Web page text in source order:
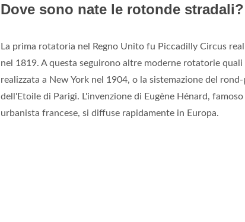
Dove sono nate le rotonde stradali?
La prima rotatoria nel Regno Unito fu Piccadilly Circus
nel 1819. A questa seguirono altre moderne rotatorie quali
realizzata a New York nel 1904, o la sistemazione del
dell'Etoile di Parigi. L'invenzione di Eugène Hénard, famoso
urbanista francese, si diffuse rapidamente in Europa.